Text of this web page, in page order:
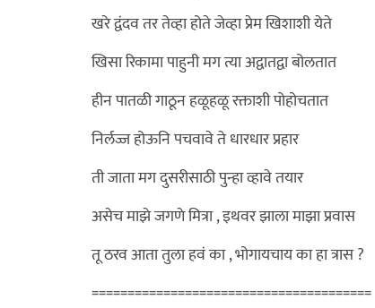
खरे द्वंदव तर तेव्हा होते जेव्हा प्रेम खिशाशी येते
खिसा रिकामा पाहुनी मग त्या अद्वातद्वा बोलतात
हीन पातळी गाठून हळूहळू रक्ताशी पोहोचतात
निर्लज्ज होऊनि पचवावे ते धारधार प्रहार
ती जाता मग दुसरीसाठी पुन्हा व्हावे तयार
असेच माझे जगणे मित्रा , इथवर झाला माझा प्रवास
तू ठरव आता तुला हवं का , भोगायचाय का हा त्रास ?
=======================================